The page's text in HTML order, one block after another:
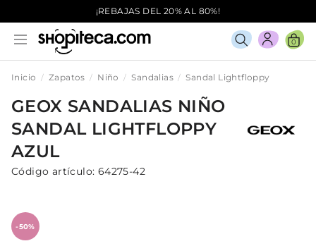
¡REBAJAS DEL 20% AL 80%!
0
Inicio Zapatos Niño Sandalias Sandal Lightfloppy
GEOX SANDALIAS NIÑO
SANDAL LIGHTFLOPPY
AZUL
Código artículo: 64275-42
-50%